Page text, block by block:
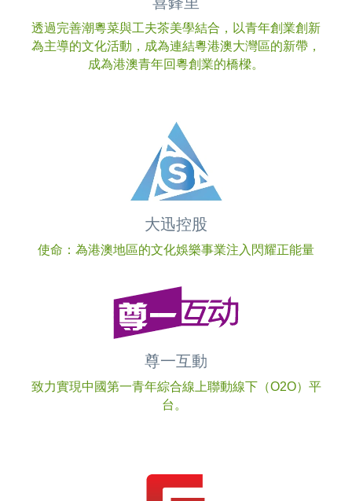
透過完善潮粵菜與工夫茶美學結合，以青年創業創新
為主導的文化活動，成為連結粵港澳大灣區的新帶，
成為港澳青年回粵創業的橋樑。
大迅控股
使命：為港澳地區的文化娛樂事業注入閃耀正能量
尊一互動
致力實現中國第一青年綜合線上聯動線下（O2O）平
台。